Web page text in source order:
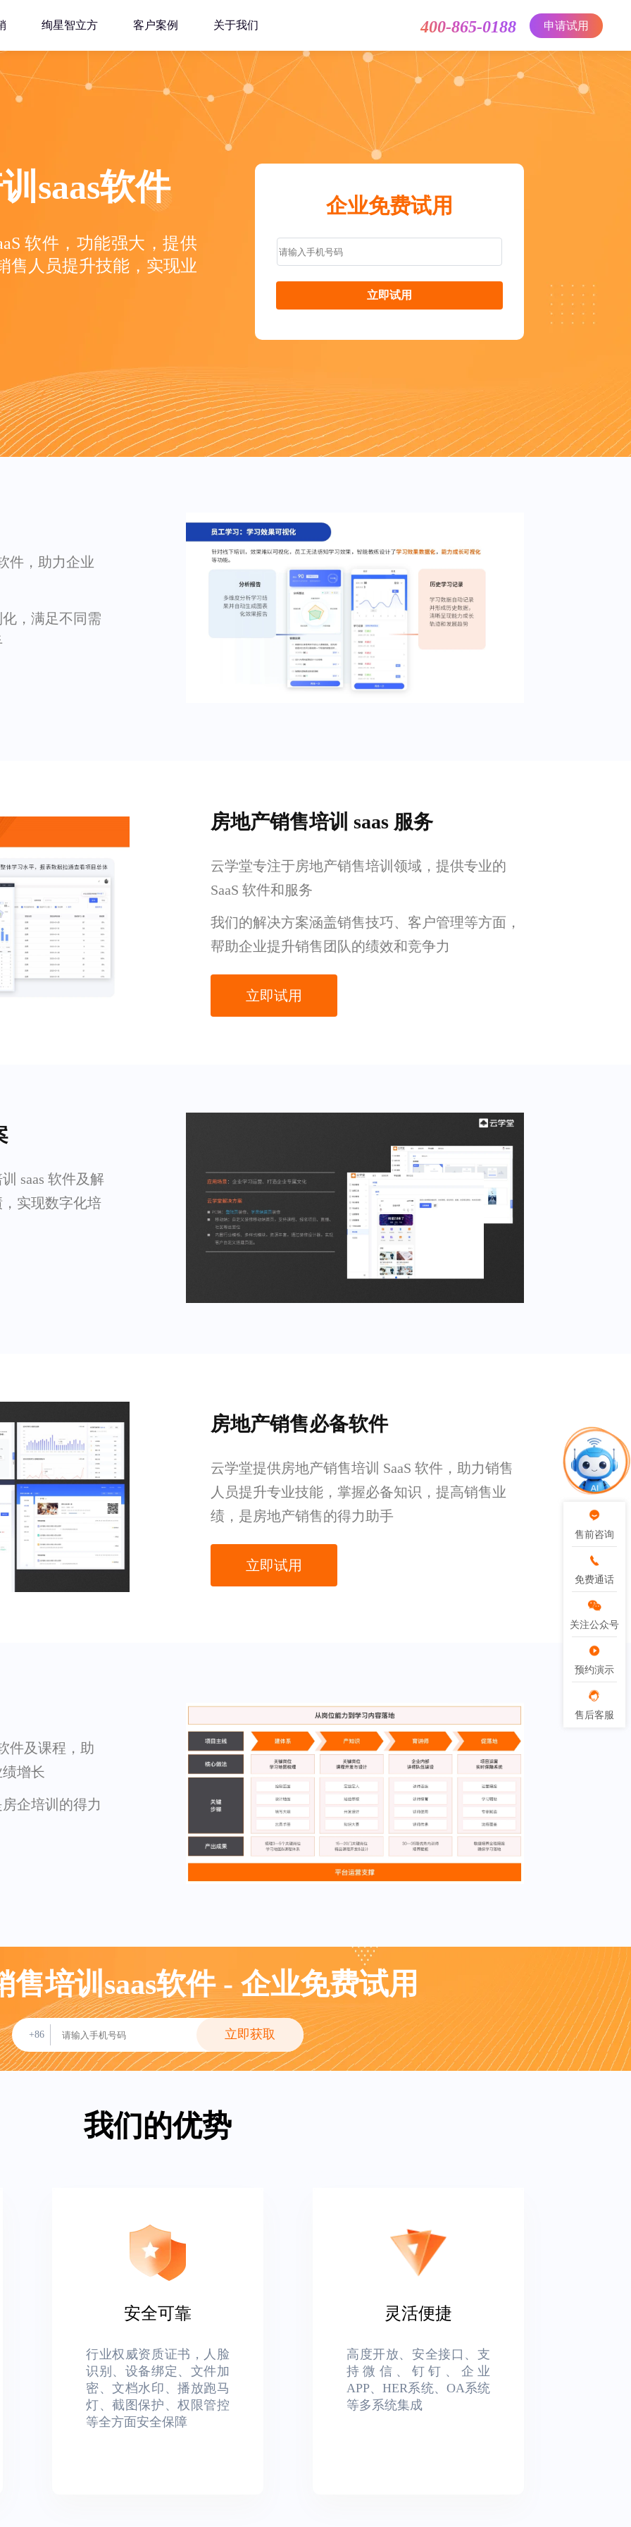
绚星智立方 客户案例 关于我们 400-865-0188 申请试用
售前咨询
免费通话
关注公众号
预约演示
售后客服
saas软件
软件，功能强大，提供
售人员提升技能，实现业
企业免费试用
立即试用
件，助力企业
，满足不同需
房地产销售培训 saas 服务
云学堂专注于房地产销售培训领域，提供专业的
SaaS 软件和服务
我们的解决方案涵盖销售技巧、客户管理等方面，
帮助企业提升销售团队的绩效和竞争力
立即试用
saas 软件及解
实现数字化培
房地产销售必备软件
云学堂提供房地产销售培训 SaaS 软件，助力销售
人员提升专业技能，掌握必备知识，提高销售业
绩，是房地产销售的得力助手
立即试用
件及课程，助
增长
企培训的得力
售培训saas软件 - 企业免费试用
+86 立即获取
我们的优势
安全可靠
行业权威资质证书，人脸
识别、设备绑定、文件加
密、文档水印、播放跑马
灯、截图保护、权限管控
等全方面安全保障
灵活便捷
高度开放、安全接口、支
持微信、钉钉、企业
APP、HER系统、OA系统
等多系统集成
售前咨询
免费通话
关注公众号
预约演示
售后客服